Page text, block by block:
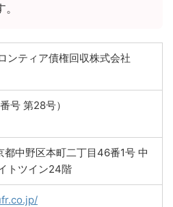
ンティア債権回収株式会社
号 第28号）
中野区本町二丁目46番1号 中
トツイン24階